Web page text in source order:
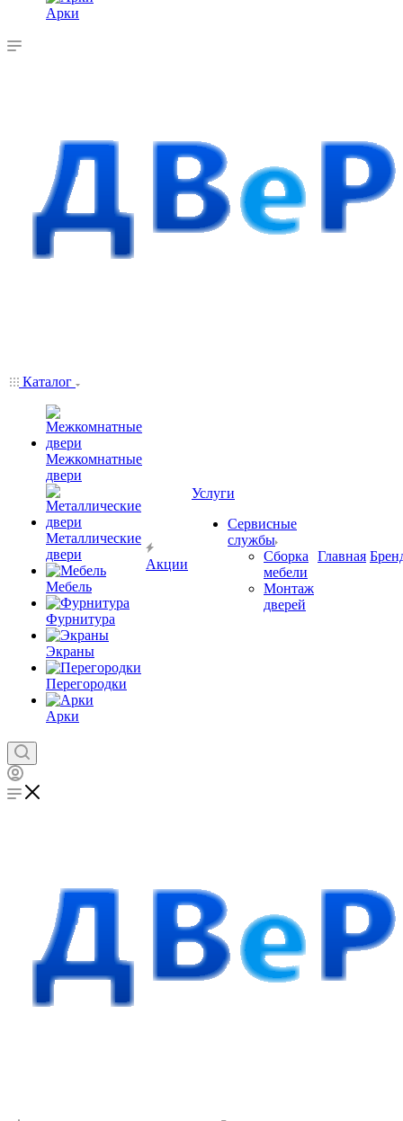
Арки
Каталог
Межкомнатные
двери
Металлические
двери
Мебель
Фурнитура
Экраны
Перегородки
Арки
Акции
Услуги
Сервисные
службы
Сборка
мебели
Монтаж
дверей
Главная